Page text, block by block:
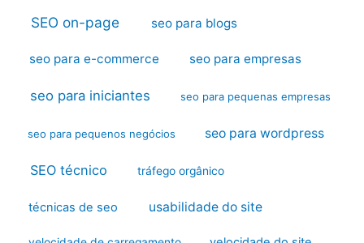
SEO on-page seo para blogs
seo para e-commerce seo para empresas
seo para iniciantes seo para pequenas empresas
seo para pequenos negócios seo para wordpress
SEO técnico tráfego orgânico
técnicas de seo usabilidade do site